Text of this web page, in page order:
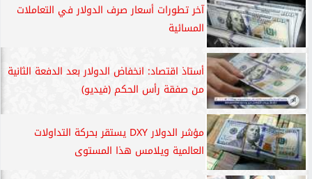
آخر تطورات أسعار صرف الدولار في التعاملات
المسائية
أستاذ اقتصاد: انخفاض الدولار بعد الدفعة الثانية
من صفقة رأس الحكم (فيديو)
مؤشر الدولار DXY يستقر بحركة التداولات
العالمية ويلامس هذا المستوى